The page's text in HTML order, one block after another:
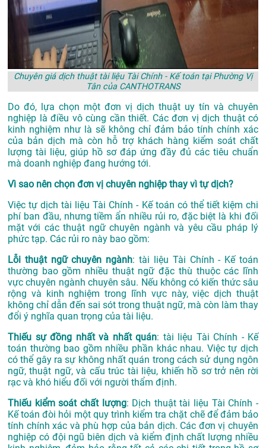
Chuyên giá dịch thuật tài liệu Tài Chính - Kế toán tại Phường Vị
Tân của CANTHOTRANS
Do đó, lựa chọn một đơn vị dịch thuật uy tín và chuyên
nghiệp là điều vô cùng cần thiết. Các đơn vị dịch thuật có
kinh nghiệm như là sẽ không chỉ đảm bảo tính chính xác
của bản dịch mà còn hỗ trợ khách hàng kiểm soát chất
lượng tài liệu, giúp hồ sơ đáp ứng đầy đủ các tiêu chuẩn
mà doanh nghiệp đang hướng tới.
Vì sao nên chọn đơn vị chuyên nghiệp thay vì tự dịch?
Việc tự dịch tài liệu Tài Chính - Kế toán có thể tiết kiệm chi
phí ban đầu, nhưng tiềm ẩn nhiều rủi ro, đặc biệt là khi đối
mặt với các thuật ngữ chuyên ngành và yêu cầu pháp lý
phức tạp. Các rủi ro này bao gồm:
Lỗi thuật ngữ chuyên ngành: tài liệu Tài Chính - Kế toán
thường bao gồm nhiều thuật ngữ đặc thù thuộc các lĩnh
vực chuyên ngành chuyên sâu. Nếu không có kiến thức sâu
rộng và kinh nghiệm trong lĩnh vực này, việc dịch thuật
không chỉ dẫn đến sai sót trong thuật ngữ, mà còn làm thay
đổi ý nghĩa quan trọng của tài liệu.
Thiếu sự đồng nhất và nhất quán: tài liệu Tài Chính - Kế
toán thường bao gồm nhiều phần khác nhau. Việc tự dịch
có thể gây ra sự không nhất quán trong cách sử dụng ngôn
ngữ, thuật ngữ, và cấu trúc tài liệu, khiến hồ sơ trở nên rời
rạc và khó hiểu đối với người thẩm định.
Thiếu kiểm soát chất lượng: Dịch thuật tài liệu Tài Chính -
Kế toán đòi hỏi một quy trình kiểm tra chặt chẽ để đảm bảo
tính chính xác và phù hợp của bản dịch. Các đơn vị chuyên
nghiệp có đội ngũ biên dịch và kiểm định chất lượng nhiều